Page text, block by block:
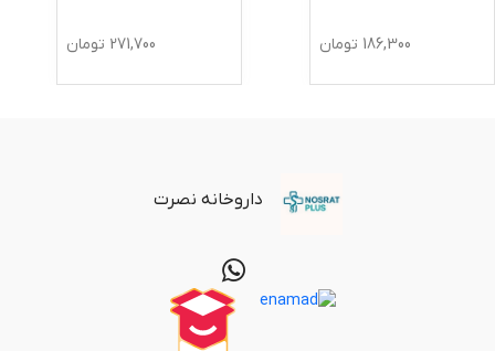
186,300 تومان 271,700 تومان
داروخانه نصرت